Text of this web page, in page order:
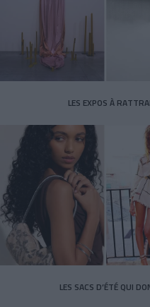
LES EXPOS À
LES SACS D’ÉTÉ QUI